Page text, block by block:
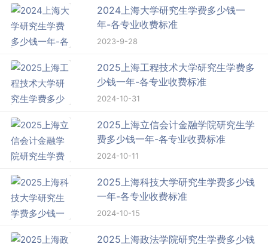
2024上海大学研究生学费多少钱一
年-各专业收费标准
2023-9-28
2025上海工程技术大学研究生学费多
少钱一年-各专业收费标准
2024-10-31
2025上海立信会计金融学院研究生学
费多少钱一年-各专业收费标准
2024-10-11
2025上海科技大学研究生学费多少钱
一年-各专业收费标准
2024-10-15
2025上海政法学院研究生学费多少钱